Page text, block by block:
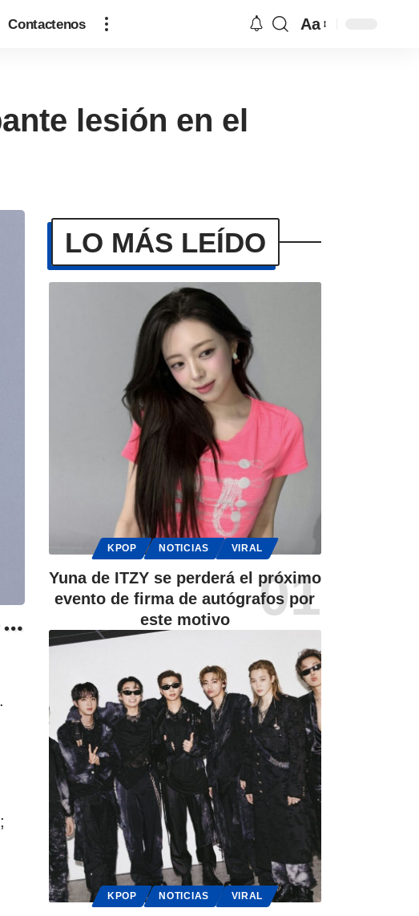
Contactenos Aa
lesión en el
LO MÁS LEÍDO
KPOP NOTICIAS VIRAL
Yuna de ITZY se perderá el próximo
evento de firma de autógrafos por
este motivo
KPOP NOTICIAS VIRAL